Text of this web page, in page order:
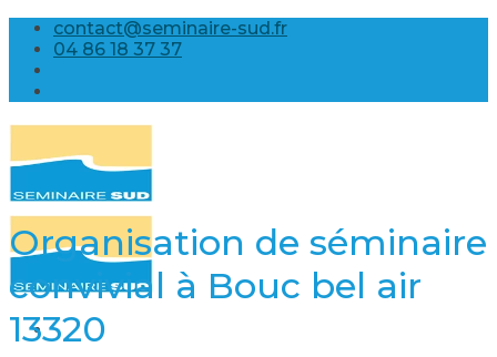
Skip
content
contact@seminaire-sud.fr
04 86 18 37 37
Organisation de séminaire
convivial à Bouc bel air
13320